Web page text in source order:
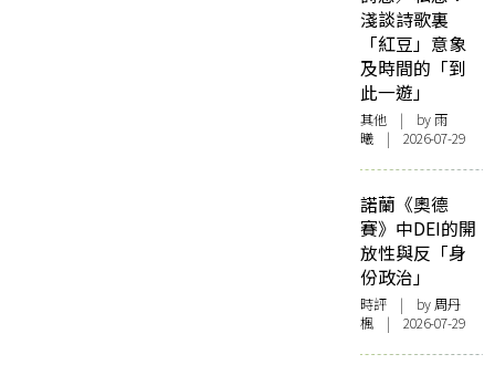
淺談詩歌裏
「紅豆」意象
及時間的「到
此一遊」
其他 | by 雨
曦 | 2026-07-29
諾蘭《奧德
賽》中DEI的開
放性與反「身
份政治」
時評 | by周丹
楓 | 2026-07-29